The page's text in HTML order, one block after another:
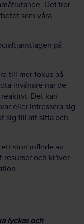
Det tror
som våra
på
till mer fokus på
invånare när de
Det kan
eller intressera sig
sig till att sitta och
ett stort inflöde av
resurser och kräver
lyckas och